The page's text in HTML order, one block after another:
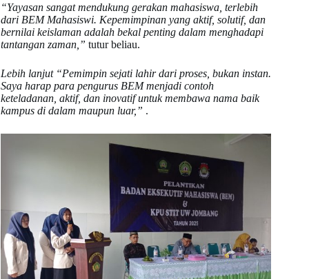
“Yayasan sangat mendukung gerakan mahasiswa, terlebih
dari BEM Mahasiswi. Kepemimpinan yang aktif, solutif, dan
bernilai keislaman adalah bekal penting dalam menghadapi
tantangan zaman,” tutur beliau.
Lebih lanjut “Pemimpin sejati lahir dari proses, bukan instan.
Saya harap para pengurus BEM menjadi contoh
keteladanan, aktif, dan inovatif untuk membawa nama baik
kampus di dalam maupun luar,” .